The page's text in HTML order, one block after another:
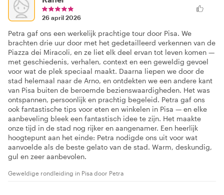
26 april 2026
Petra gaf ons een werkelijk prachtige tour door Pisa. We
brachten drie uur door met het gedetailleerd verkennen van de
Piazza dei Miracoli, en ze liet elk deel ervan tot leven komen —
met geschiedenis, verhalen, context en een geweldig gevoel
voor wat de plek speciaal maakt. Daarna liepen we door de
stad helemaal naar de Arno, en ontdekten we een andere kant
van Pisa buiten de beroemde bezienswaardigheden. Het was
ontspannen, persoonlijk en prachtig begeleid. Petra gaf ons
ook fantastische tips voor eten en winkelen in Pisa — en elke
aanbeveling bleek een fantastisch idee te zijn. Het maakte
onze tijd in de stad nog rijker en aangenamer. Een heerlijk
hoogtepunt aan het einde: Petra nodigde ons uit voor wat
aanvoelde als de beste gelato van de stad. Warm, deskundig,
gul en zeer aanbevolen.
Geweldige rondleiding in Pisa door Petra